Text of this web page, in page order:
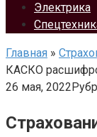
Электрика
Главная »
КАСКО
26 мая, 2022